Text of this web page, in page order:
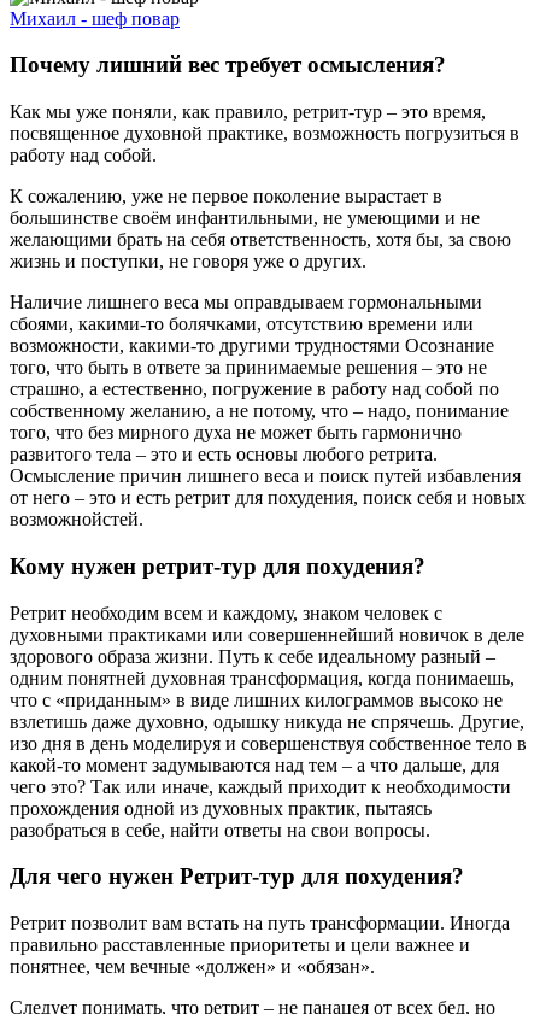
Михаил - шеф повар
Почему лишний вес требует осмысления?
Как мы уже поняли, как правило, ретрит-тур – это время,
посвященное духовной практике, возможность погрузиться в
работу над собой.
К сожалению, уже не первое поколение вырастает в
большинстве своём инфантильными, не умеющими и не
желающими брать на себя ответственность, хотя бы, за свою
жизнь и поступки, не говоря уже о других.
Наличие лишнего веса мы оправдываем гормональными
сбоями, какими-то болячками, отсутствию времени или
возможности, какими-то другими трудностями Осознание
того, что быть в ответе за принимаемые решения – это не
страшно, а естественно, погружение в работу над собой по
собственному желанию, а не потому, что – надо, понимание
того, что без мирного духа не может быть гармонично
развитого тела – это и есть основы любого ретрита.
Осмысление причин лишнего веса и поиск путей избавления
от него – это и есть ретрит для похудения, поиск себя и новых
возможнойстей.
Кому нужен ретрит-тур для похудения?
Ретрит необходим всем и каждому, знаком человек с
духовными практиками или совершеннейший новичок в деле
здорового образа жизни. Путь к себе идеальному разный –
одним понятней духовная трансформация, когда понимаешь,
что с «приданным» в виде лишних килограммов высоко не
взлетишь даже духовно, одышку никуда не спрячешь. Другие,
изо дня в день моделируя и совершенствуя собственное тело в
какой-то момент задумываются над тем – а что дальше, для
чего это? Так или иначе, каждый приходит к необходимости
прохождения одной из духовных практик, пытаясь
разобраться в себе, найти ответы на свои вопросы.
Для чего нужен Ретрит-тур для похудения?
Ретрит позволит вам встать на путь трансформации. Иногда
правильно расставленные приоритеты и цели важнее и
понятнее, чем вечные «должен» и «обязан».
Следует понимать, что ретрит – не панацея от всех бед, но